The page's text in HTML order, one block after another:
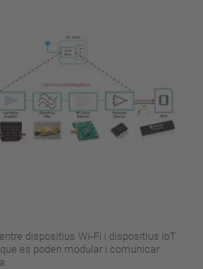
dispositius Wi-Fi i dispositius IoT
es poden modular i comunicar